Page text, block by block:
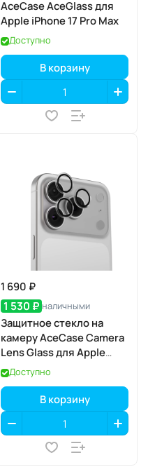
AceCase AceGlass для
Apple iPhone 17 Pro Max
Доступно
В корзину
1 690 ₽
1 530 ₽ наличными
Защитное стекло на
камеру AceCase Camera
Lens Glass для Apple
iPhone 17 Pro / 17 Pro Max
Доступно
В корзину